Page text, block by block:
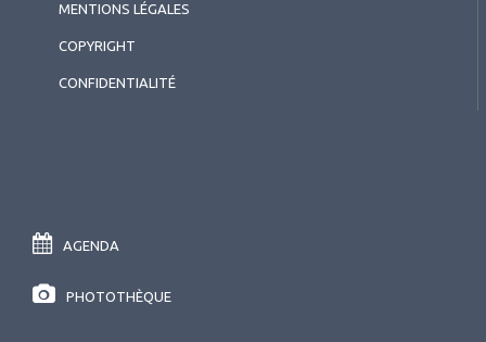
MENTIONS LÉGALES
COPYRIGHT
CONFIDENTIALITÉ
AGENDA
PHOTOTHÈQUE